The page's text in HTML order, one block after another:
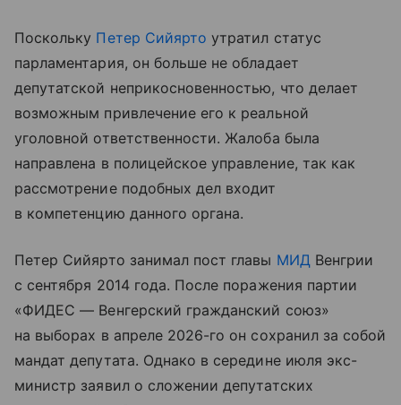
Поскольку Петер Сийярто утратил статус
парламентария, он больше не обладает
депутатской неприкосновенностью, что делает
возможным привлечение его к реальной
уголовной ответственности. Жалоба была
направлена в полицейское управление, так как
рассмотрение подобных дел входит
в компетенцию данного органа.
Петер Сийярто занимал пост главы МИДВенгрии
с сентября 2014 года. После поражения партии
«ФИДЕС — Венгерский гражданский союз»
на выборах в апреле 2026-го он сохранил за собой
мандат депутата. Однако в середине июля экс-
министр заявил о сложении депутатских